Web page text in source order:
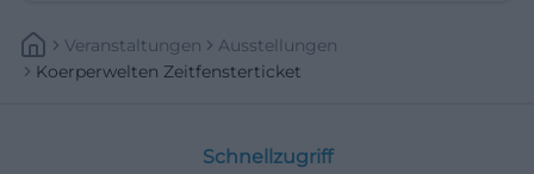
Veranstaltungen
Ausstellungen
Koerperwelten Zeitfensterticket
Schnellzugriff